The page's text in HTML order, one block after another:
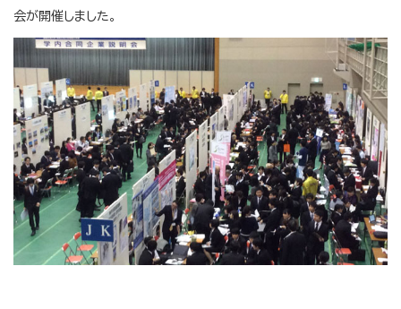
会が開催しました。